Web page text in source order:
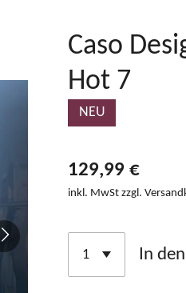
Caso
Hot 7
NEU
129,99 €
inkl. MwSt zzgl.
In